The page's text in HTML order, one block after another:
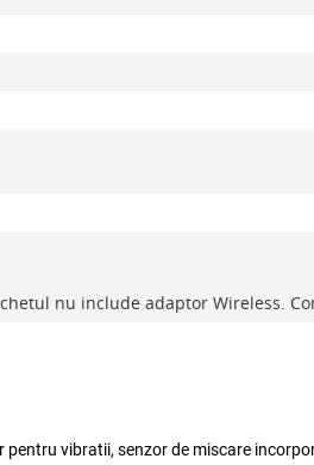
nu include adaptor Wireless.
vibratii, senzor de miscare